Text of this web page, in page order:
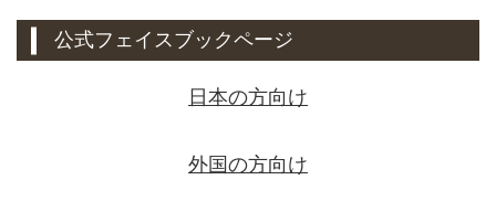
公式フェイスブックページ
日本の方向け
外国の方向け